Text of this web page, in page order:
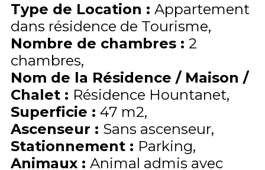
Type de Location : Appartement
dans résidence de Tourisme
Nombre de chambres : 2
chambres
Nom de la Résidence / Maison /
Chalet : Résidence Hountanet
Superficie : 47 m2
Ascenseur : Sans ascenseur
Stationnement : Parking
Animaux : Animal admis avec